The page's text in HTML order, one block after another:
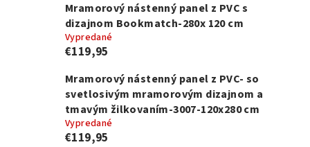
Mramorový nástenný panel z PVC s
dizajnom Bookmatch-280x 120 cm
Vypredané
€119,95
Mramorový nástenný panel z PVC- so
svetlosivým mramorovým dizajnom a
tmavým žilkovaním-3007-120x280 cm
Vypredané
€119,95